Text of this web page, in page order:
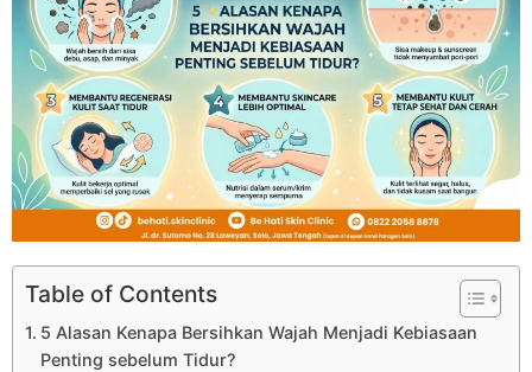
Table of Contents
5 Alasan Kenapa Bersihkan Wajah Menjadi Kebiasaan
Penting sebelum Tidur?